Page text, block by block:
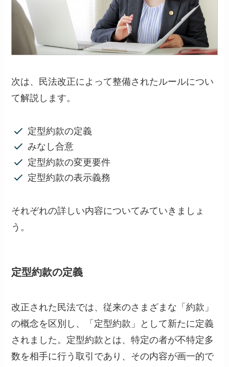
次は、民法改正によって整備されたルールについ
て解説します。
定型約款の定義
みなし合意
定型約款の変更要件
定型約款の表示義務
それぞれの詳しい内容についてみていきましょ
う。
定型約款の定義
改正された民法では、従来のさまざまな「約款」
の概念を区別し、「定型約款」として新たに定義
されました。定型約款とは、特定の者が不特定多
数を相手に行う取引であり、その内容が画一的で